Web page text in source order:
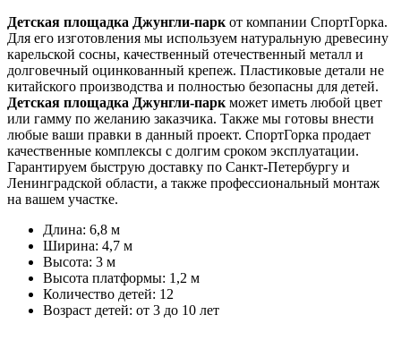
Детская площадка Джунгли-парк от компании СпортГорка.
Для его изготовления мы используем натуральную древесину
карельской сосны, качественный отечественный металл и
долговечный оцинкованный крепеж. Пластиковые детали не
китайского производства и полностью безопасны для детей.
Детская площадка Джунгли-парк может иметь любой цвет
или гамму по желанию заказчика. Также мы готовы внести
любые ваши правки в данный проект. СпортГорка продает
качественные комплексы с долгим сроком эксплуатации.
Гарантируем быструю доставку по Санкт-Петербургу и
Ленинградской области, а также профессиональный монтаж
на вашем участке.
Длина: 6,8 м
Ширина: 4,7 м
Высота: 3 м
Высота платформы: 1,2 м
Количество детей: 12
Возраст детей: от 3 до 10 лет